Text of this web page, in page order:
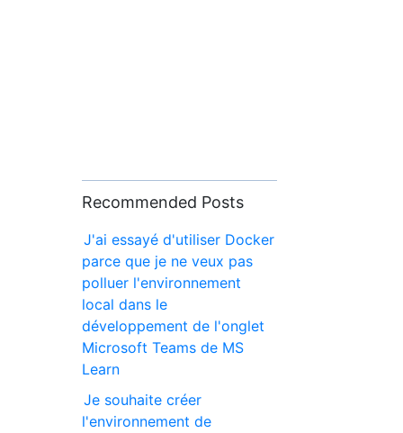
Recommended Posts
J'ai essayé d'utiliser Docker
parce que je ne veux pas
polluer l'environnement
local dans le
développement de l'onglet
Microsoft Teams de MS
Learn
Je souhaite créer
l'environnement de